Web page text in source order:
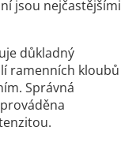
jsou nejčastějšími
důkladný
ramenních kloubů
Správná